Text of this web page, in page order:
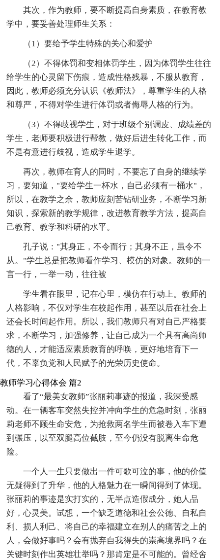
其次，作为教师，要不断提高自身素质，在教育教
学中，要妥善处理师生关系：
（1）要给予学生特殊的关心和爱护
（2）不得体罚和变相体罚学生，因为体罚学生往往
给学生的心灵留下伤痕，造成性格残暴，不服从教育，
因此，教师必须充分认识《教师法》，尊重学生的人格
和尊严，不得对学生进行体罚或者侮辱人格的行为。
（3）不得歧视学生，对于班级个别调皮、成绩差的
学生，老师要积极进行帮教，做好后进生转化工作，而
不是有意进行歧视，造成学生退学。
再次，教师在育人的同时，不要忘了自身的继续学
习，要知道，"要给学生一杯水，自己必须有一桶水"，
所以，在教学之余，教师应刻苦钻研业务，不断学习新
知识，探索新的教学规律，改进教育教学方法，提高自
己教育、教学和科研的水平。
孔子说："其身正，不令而行；其身不正，虽令不
从。"学生总是把教师看作学习、模仿的对象。教师的一
言一行，一举一动，往往被
学生看在眼里，记在心里，模仿在行动上。教师的
人格影响，不仅对学生在校起作用，甚至以后在社会上
还会长时间起作用。所以，我们教师只有对自己严格要
求，不断学习，加强修养，让自己成为一个具有高尚师
德的人，才能适应素质教育的呼唤，更好地培育下一
代，不辜负党和人民赋予的光荣历史使命。
教师学习心得体会 篇2
看了“最美女教师”张丽莉事迹的报道，我深受感
动。在一辆客车突然失控并冲向学生的危急时刻，张丽
莉老师不顾生命安危，为抢救两名学生而被卷入车下遭
到碾压，以至双腿高位截肢，至今仍没有脱离生命危
险。
一个人一生只要做出一件可歌可泣的事，他的价值
无疑得到了升华，他的人格魅力在一瞬间得到了体现。
张丽莉的事迹是实打实的，无半点造假成分，她人品
好，心灵美。试想，一个缺乏道德和社会公德、自私自
利、损人利己、将自己的幸福建立在别人的痛苦之上的
人，会做好事吗？会有抛弃自我得失的崇高境界吗？在
关键时刻作出英雄壮举吗？那肯定是不可能的。曾经舍